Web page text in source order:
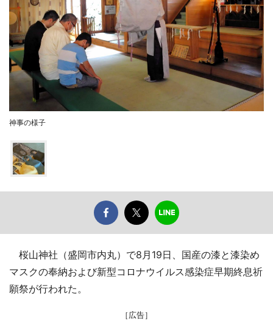
神事の様子
桜山神社（盛岡市内丸）で8月19日、国産の漆と漆染め
マスクの奉納および新型コロナウイルス感染症早期終息祈
願祭が行われた。
［広告］